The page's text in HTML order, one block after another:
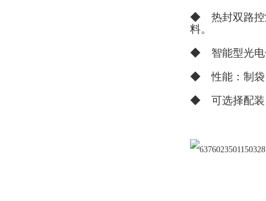
◆ 热封双路控
料。
◆ 智能型光电
◆ 性能：制袋
◆ 可选择配装